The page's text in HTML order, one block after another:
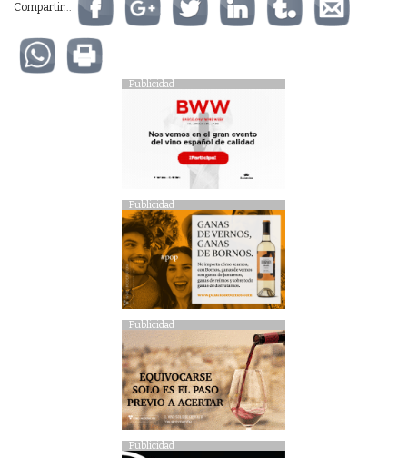
Compartir...
Publicidad
Publicidad
Publicidad
Publicidad